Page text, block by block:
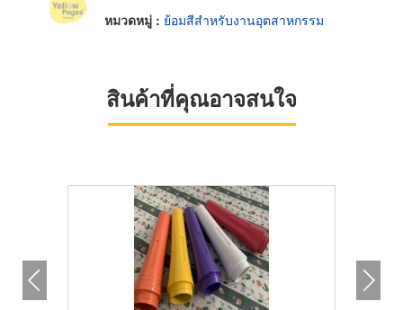
หมวดหมู่ : ย้อมสีสำหรับงานอุตสาหกรรม
สินค้าที่คุณอาจสนใจ